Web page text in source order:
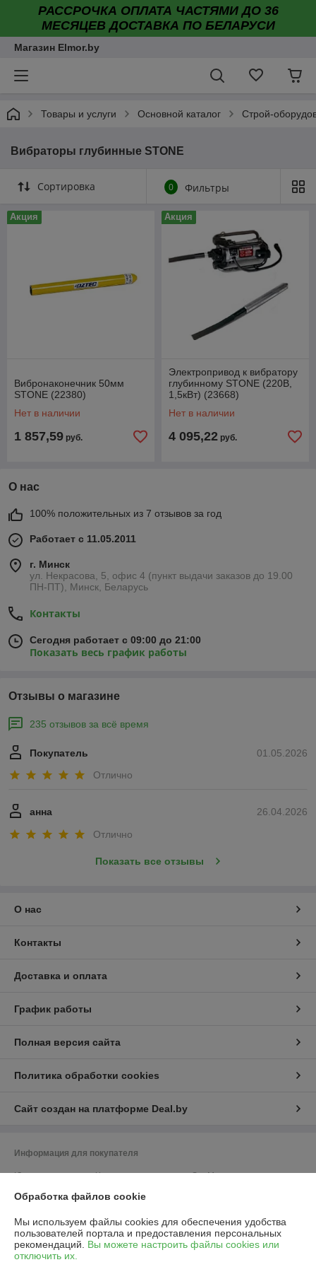
РАССРОЧКА ОПЛАТА ЧАСТЯМИ ДО 36
МЕСЯЦЕВ ДОСТАВКА ПО БЕЛАРУСИ
Магазин Elmor.by
Товары и услуги Основной каталог Строй-
Вибраторы глубинные STONE
Сортировка 0 Фильтры
Акция
Вибронаконечник 50мм
STONE (22380)
Нет в наличии
1 857,59 руб.
Акция
Электропривод к вибратору
глубинному STONE (220В,
1,5кВт) (23668)
Нет в наличии
4 095,22 руб.
О нас
100% положительных из 7 отзывов за год
Работает с 11.05.2011
г. Минск
ул. Некрасова, 5, офис 4 (пункт выдачи заказов до 19.00
ПН-ПТ), Минск, Беларусь
Контакты
Сегодня работает с 09:00 до 21:00
Показать весь график работы
Отзывы о магазине
235 отзывов за всё время
01.05.2026
Покупатель
Отлично
26.04.2026
анна
Отлично
Показать все отзывы
О нас
Контакты
Доставка и оплата
График работы
Полная версия сайта
Политика обработки cookies
Сайт создан на платформе Deal.by
Информация для покупателя
Юридическое лицо:Частное предприятие «ЭльМор»
УНП: 191274425
Регистрационный орган: Мингорисполком
Обработка файлов cookie
Мы используем файлы cookies для обеспечения удобства
пользователей портала и предоставления персональных
рекомендаций. Вы можете настроить файлы cookies или
отключить их.